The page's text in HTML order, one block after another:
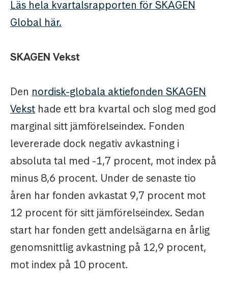
Läs hela kvartalsrapporten för SKAGEN
Global här.
SKAGEN Vekst
Den nordisk-globala aktiefonden SKAGEN
Vekst hade ett bra kvartal och slog med god
marginal sitt jämförelseindex. Fonden
levererade dock negativ avkastning i
absoluta tal med -1,7 procent, mot index på
minus 8,6 procent. Under de senaste tio
åren har fonden avkastat 9,7 procent mot
12 procent för sitt jämförelseindex. Sedan
start har fonden gett andelsägarna en årlig
genomsnittlig avkastning på 12,9 procent,
mot index på 10 procent.